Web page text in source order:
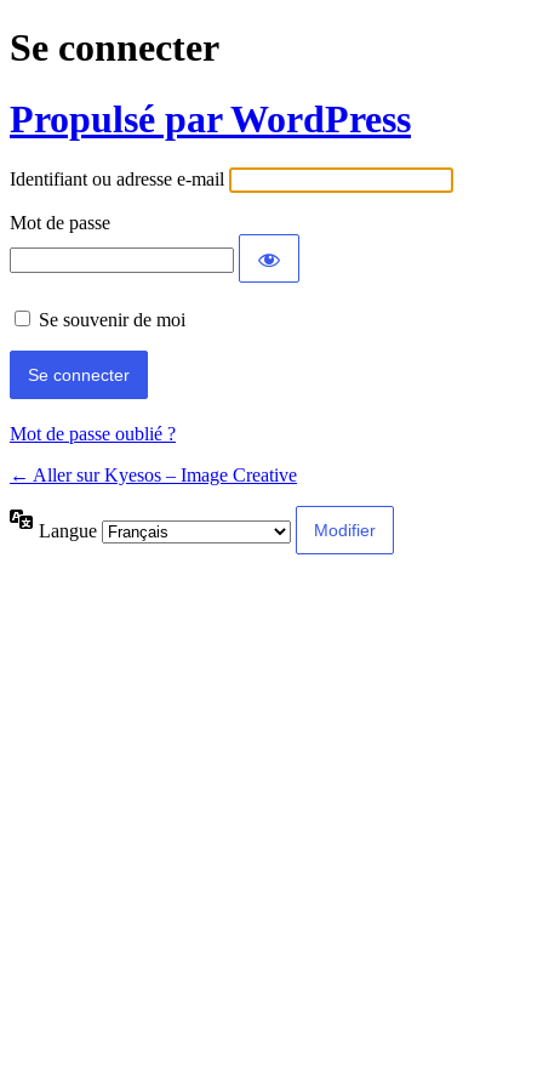
Se connecter
Propulsé par WordPress
Identifiant ou adresse e-mail
Mot de passe
Se souvenir de moi
Mot de passe oublié ?
← Aller sur Kyesos – Image Creative
Langue